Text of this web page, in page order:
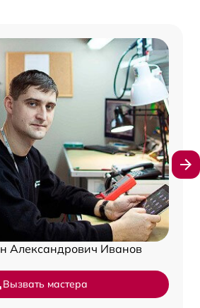
Александрович Иванов
Вызвать мастера